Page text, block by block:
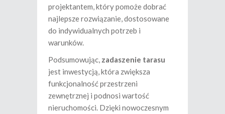
projektantem, który pomoże dobrać
najlepsze rozwiązanie, dostosowane
do indywidualnych potrzeb i
warunków.
Podsumowując, zadaszenie tarasu
jest inwestycją, która zwiększa
funkcjonalność przestrzeni
zewnętrznej i podnosi wartość
nieruchomości. Dzięki nowoczesnym